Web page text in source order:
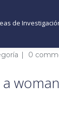
de
0
a